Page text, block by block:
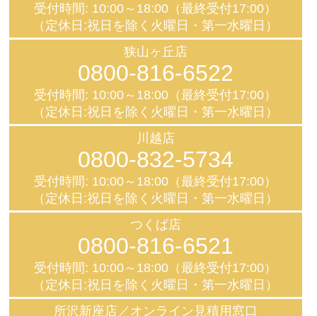
受付時間: 10:00～18:00（最終受付17:00）
（定休日:祝日を除く火曜日・第一水曜日）
狭山ヶ丘店
0800-816-6522
受付時間: 10:00～18:00（最終受付17:00）
（定休日:祝日を除く火曜日・第一水曜日）
川越店
0800-832-5734
受付時間: 10:00～18:00（最終受付17:00）
（定休日:祝日を除く火曜日・第一水曜日）
つくば店
0800-816-6521
受付時間: 10:00～18:00（最終受付17:00）
（定休日:祝日を除く火曜日・第一水曜日）
所沢新座店／オンライン見積用窓口